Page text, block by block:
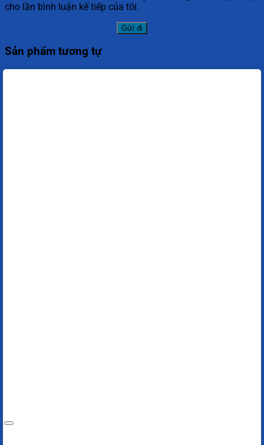
cho lần bình luận kế tiếp của tôi.
Sản phẩm tương tự